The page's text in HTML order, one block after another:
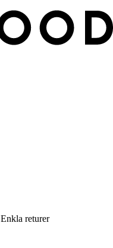
Enkla returer